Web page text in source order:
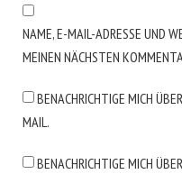
NAME, E-MAIL-ADRESSE UND
MEINEN NÄCHSTEN
BENACHRICHTIGE MICH
MAIL.
BENACHRICHTIGE MICH